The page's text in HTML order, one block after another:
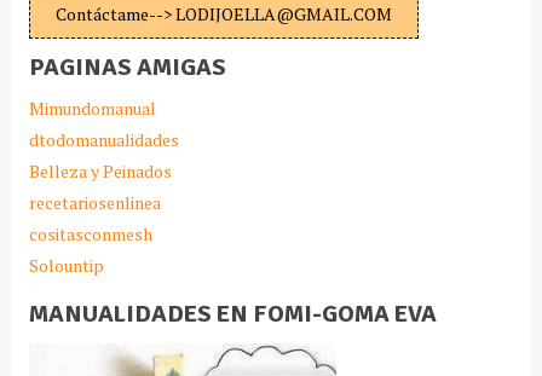
Contáctame--> LODIJOELLA@GMAIL.COM
PAGINAS AMIGAS
Mimundomanual
dtodomanualidades
Belleza y Peinados
recetariosenlinea
cositasconmesh
Solountip
MANUALIDADES EN FOMI-GOMA EVA